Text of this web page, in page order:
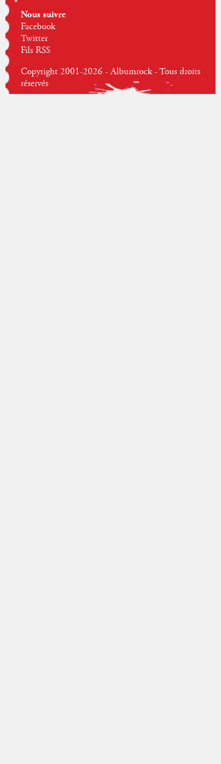
Nous suivre
Facebook
Twitter
Fils RSS
Copyright 2001-2026 - Albumrock - Tous droits
réservés